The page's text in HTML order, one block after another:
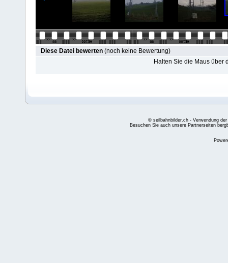
Diese Datei bewerten (noch keine Bewertung)
Halten Sie die Maus über
© seilbahnbilder.ch - Verwendung
Besuchen Sie auch unsere Partnerseiten